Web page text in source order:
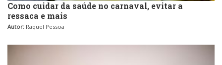
Como cuidar da saúde no carnaval, evitar a
ressaca e mais
Autor: Raquel Pessoa